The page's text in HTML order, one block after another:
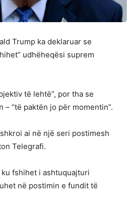
Trump ka deklaruar se
udhëheqësi suprem
të lehtë”, por tha se
– “të paktën jo për momentin”.
ai në një seri postimesh
Telegrafi.
fshihet i ashtuquajturi
në postimin e fundit të